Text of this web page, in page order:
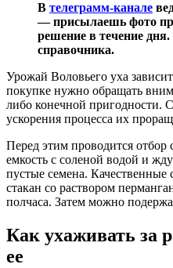
В телеграмм-канале
— присылаешь фото
решение в течение
справочника.
Урожай Воловьего уха
покупке нужно обращать
либо конечной пригодности.
ускорения процесса их
Перед этим проводится
емкость с соленой водой и
пустые семена. Качественные
стакан со раствором
полчаса. Затем можно
Как ухаживать за
ее